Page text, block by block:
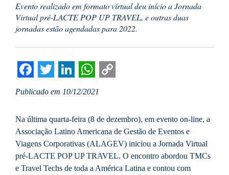
Evento realizado em formato virtual deu início a Jornada
Virtual pré-LACTE POP UP TRAVEL, e outras duas
jornadas estão agendadas para 2022.
Facebook
Twitter
LinkedIn
WhatsApp
Publicado em 10/12/2021
Na última quarta-feira (8 de dezembro), em evento on-line, a
Associação Latino Americana de Gestão de Eventos e
Viagens Corporativas (ALAGEV) iniciou a Jornada Virtual
pré-LACTE POP UP TRAVEL. O encontro abordou TMCs
e Travel Techs de toda a América Latina e contou com